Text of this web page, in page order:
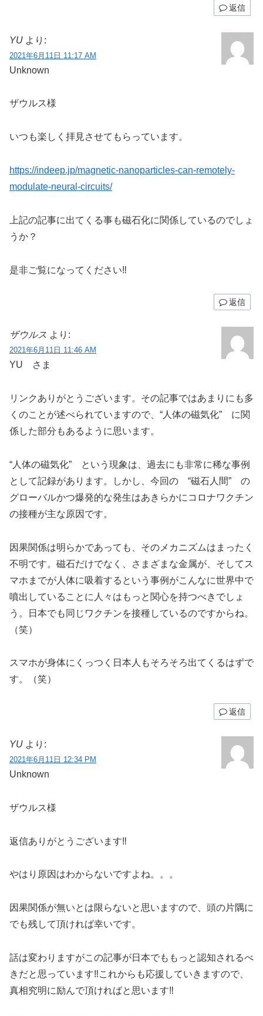
返信
YU より:
2021年6月11日 11:17 AM
Unknown
ザウルス様
いつも楽しく拝見させてもらっています。
https://indeep.jp/magnetic-nanoparticles-can-remotely-
modulate-neural-circuits/
上記の記事に出てくる事も磁石化に関係しているのでしょ
うか？
是非ご覧になってください‼︎
返信
ザウルス より:
2021年6月11日 11:46 AM
YU さま
リンクありがとうございます。その記事ではあまりにも多
くのことが述べられていますので、“人体の磁気化” に関
係した部分もあるように思います。
“人体の磁気化” という現象は、過去にも非常に稀な事例
として記録があります。しかし、今回の “磁石人間” の
グローバルかつ爆発的な発生はあきらかにコロナワクチン
の接種が主な原因です。
因果関係は明らかであっても、そのメカニズムはまったく
不明です。磁石だけでなく、さまざまな金属が、そしてス
マホまでが人体に吸着するという事例がこんなに世界中で
噴出していることに人々はもっと関心を持つべきでしょ
う。日本でも同じワクチンを接種しているのですからね。
（笑）
スマホが身体にくっつく日本人もそろそろ出てくるはずで
す。（笑）
返信
YU より:
2021年6月11日 12:34 PM
Unknown
ザウルス様
返信ありがとうございます‼︎
やはり原因はわからないですよね。。。
因果関係が無いとは限らないと思いますので、頭の片隅に
でも残して頂ければ幸いです。
話は変わりますがこの記事が日本でももっと認知されるべ
きだと思っています‼︎これからも応援していきますので、
真相究明に励んで頂ければと思います‼︎